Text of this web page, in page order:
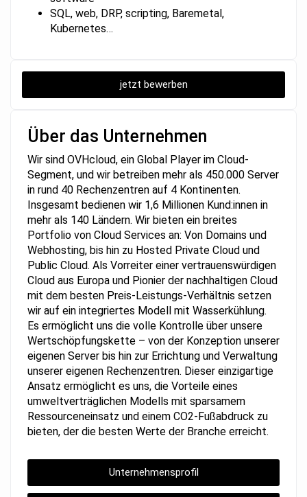
SQL, web, DRP, scripting, Baremetal,
Kubernetes…
jetzt bewerben
Über das Unternehmen
Wir sind OVHcloud, ein Global Player im Cloud-
Segment, und wir betreiben mehr als 450.000 Server
in rund 40 Rechenzentren auf 4 Kontinenten.
Insgesamt bedienen wir 1,6 Millionen Kund:innen in
mehr als 140 Ländern. Wir bieten ein breites
Portfolio von Cloud Services an: Von Domains und
Webhosting, bis hin zu Hosted Private Cloud und
Public Cloud. Als Vorreiter einer vertrauenswürdigen
Cloud aus Europa und Pionier der nachhaltigen Cloud
mit dem besten Preis-Leistungs-Verhältnis setzen
wir auf ein integriertes Modell mit Wasserkühlung.
Es ermöglicht uns die volle Kontrolle über unsere
Wertschöpfungskette – von der Konzeption unserer
eigenen Server bis hin zur Errichtung und Verwaltung
unserer eigenen Rechenzentren. Dieser einzigartige
Ansatz ermöglicht es uns, die Vorteile eines
umweltverträglichen Modells mit sparsamem
Ressourceneinsatz und einem CO2-Fußabdruck zu
bieten, der die besten Werte der Branche erreicht.
Unternehmensprofil